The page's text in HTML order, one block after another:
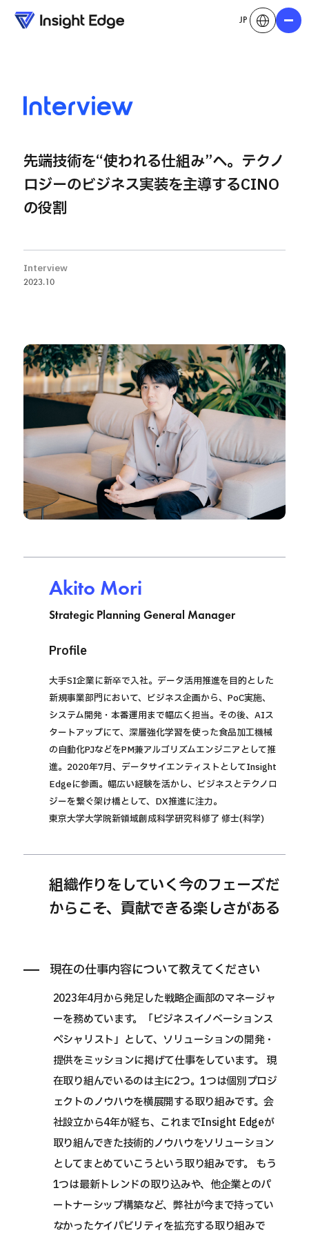
JP メニュ
Interview
先端技術を“使われる仕組み”へ。テクノ
ロジーのビジネス実装を主導するCINO
の役割
Interview
2023.10
Akito Mori
Strategic Planning General Manager
Profile
大手SI企業に新卒で入社。データ活用推進を目的とした
新規事業部門において、ビジネス企画から、PoC実施、
システム開発・本番運用まで幅広く担当。その後、AIス
タートアップにて、深層強化学習を使った食品加工機械
の自動化PJなどをPM兼アルゴリズムエンジニアとして推
進。2020年7月、データサイエンティストとしてInsight
Edgeに参画。幅広い経験を活かし、ビジネスとテクノロ
ジーを繋ぐ架け橋として、DX推進に注力。
東京大学大学院新領域創成科学研究科修了 修士(科学)
組織作りをしていく今のフェーズだ
からこそ、貢献できる楽しさがある
現在の仕事内容について教えてください
2023年4月から発足した戦略企画部のマネージャ
ーを務めています。「ビジネスイノベーションス
ペシャリスト」として、ソリューションの開発・
提供をミッションに掲げて仕事をしています。 現
在取り組んでいるのは主に2つ。1つは個別プロジ
ェクトのノウハウを横展開する取り組みです。会
社設立から4年が経ち、これまでInsight Edgeが
取り組んできた技術的ノウハウをソリューション
としてまとめていこうという取り組みです。 もう
1つは最新トレンドの取り込みや、他企業とのパ
ートナーシップ構築など、弊社が今まで持ってい
なかったケイパビリティを拡充する取り組みで